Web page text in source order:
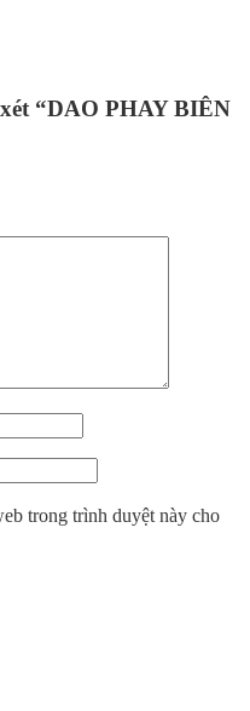
“DAO PHAY BIÊN
trong trình duyệt này cho